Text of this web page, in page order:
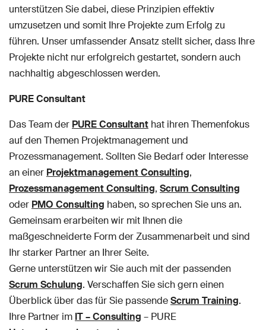
unterstützen Sie dabei, diese Prinzipien effektiv
umzusetzen und somit Ihre Projekte zum Erfolg zu
führen. Unser umfassender Ansatz stellt sicher, dass Ihre
Projekte nicht nur erfolgreich gestartet, sondern auch
nachhaltig abgeschlossen werden.
PURE Consultant
Das Team der PURE Consultant hat ihren Themenfokus
auf den Themen Projektmanagement und
Prozessmanagement. Sollten Sie Bedarf oder Interesse
an einer Projektmanagement Consulting,
Prozessmanagement Consulting, Scrum Consulting
oder PMO Consulting haben, so sprechen Sie uns an.
Gemeinsam erarbeiten wir mit Ihnen die
maßgeschneiderte Form der Zusammenarbeit und sind
Ihr starker Partner an Ihrer Seite.
Gerne unterstützen wir Sie auch mit der passenden
Scrum Schulung. Verschaffen Sie sich gern einen
Überblick über das für Sie passendeScrum Training.
Ihre Partner im IT – Consulting – PURE